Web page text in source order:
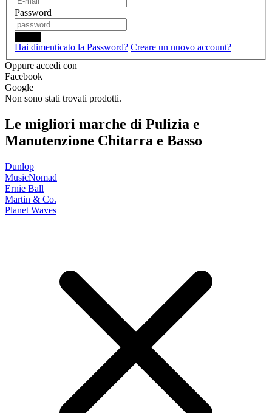
Password
Hai dimenticato la Password? Creare un nuovo account?
Oppure accedi con
Facebook
Google
Non sono stati trovati prodotti.
Le migliori marche di Pulizia e
Manutenzione Chitarra e Basso
Dunlop
MusicNomad
Ernie Ball
Martin & Co.
Planet Waves